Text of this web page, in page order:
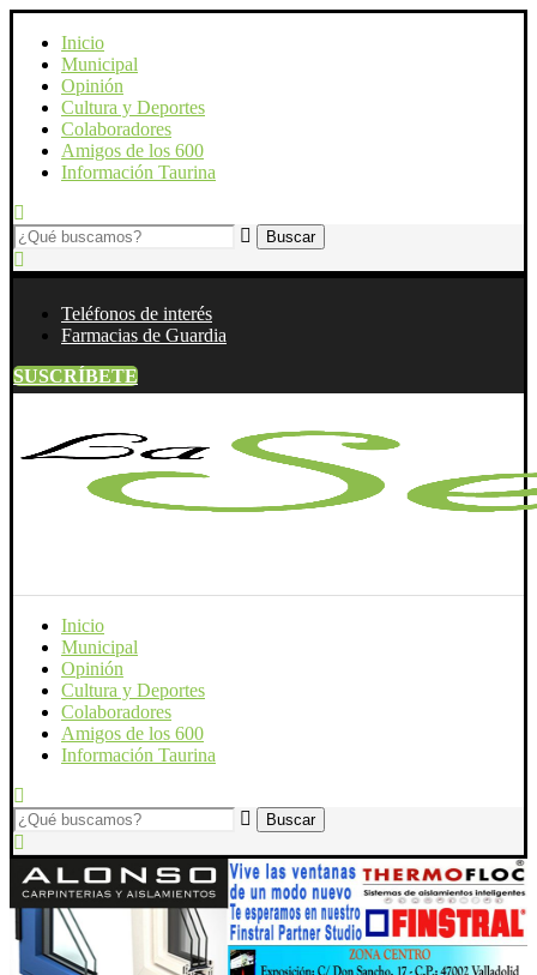
Inicio
Municipal
Opinión
Cultura y Deportes
Colaboradores
Amigos de los 600
Información Taurina
Teléfonos de interés
Farmacias de Guardia
SUSCRÍBETE
Inicio
Municipal
Opinión
Cultura y Deportes
Colaboradores
Amigos de los 600
Información Taurina